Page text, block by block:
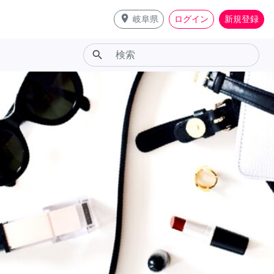
place 岐阜県 ログイン 新規登録
search